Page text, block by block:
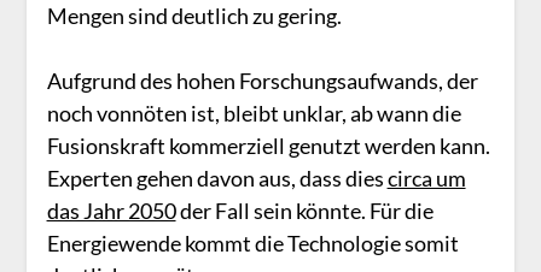
Mengen sind deutlich zu gering.
Aufgrund des hohen Forschungsaufwands, der
noch vonnöten ist, bleibt unklar, ab wann die
Fusionskraft kommerziell genutzt werden kann.
Experten gehen davon aus, dass diescirca um
das Jahr 2050der Fall sein könnte. Für die
Energiewende kommt die Technologie somit